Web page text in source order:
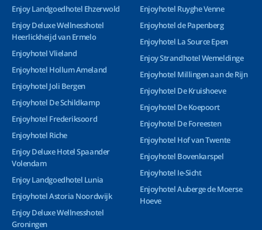
Enjoy Landgoedhotel Ehzerwold
Enjoy Deluxe Wellnesshotel
Heerlickheijd van Ermelo
Enjoyhotel Vlieland
Enjoyhotel Hollum Ameland
Enjoyhotel Joli Bergen
Enjoyhotel De Schildkamp
Enjoyhotel Frederiksoord
Enjoyhotel Riche
Enjoy Deluxe Hotel Spaander
Volendam
Enjoy Landgoedhotel Lunia
Enjoyhotel Astoria Noordwijk
Enjoy Deluxe Wellnesshotel
Groningen
Enjoyhotel Ruyghe Venne
Enjoyhotel de Papenberg
Enjoyhotel La Source Epen
Enjoy Strandhotel Wemeldinge
Enjoyhotel Millingen aan de Rijn
Enjoyhotel De Kruishoeve
Enjoyhotel De Koepoort
Enjoyhotel De Foreesten
Enjoyhotel Hof van Twente
Enjoyhotel Bovenkarspel
Enjoyhotel Ie-Sicht
Enjoyhotel Auberge de Moerse
Hoeve